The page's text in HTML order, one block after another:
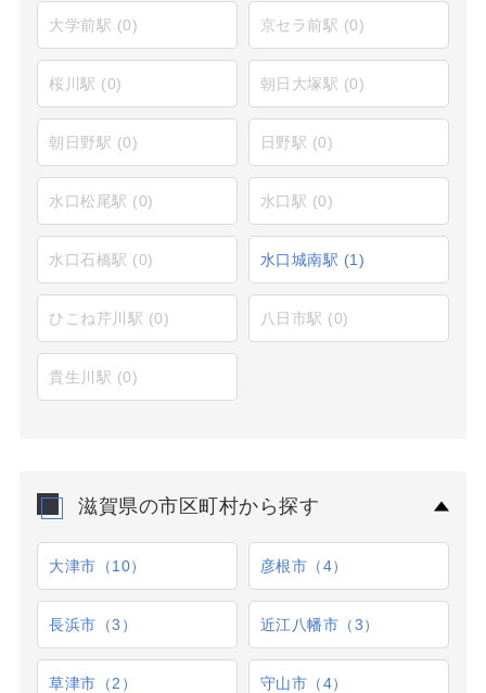
大学前駅 (0) 京セラ前駅 (0)
桜川駅 (0) 朝日大塚駅 (0)
朝日野駅 (0) 日野駅 (0)
水口松尾駅 (0) 水口駅 (0)
水口石橋駅 (0) 水口城南駅 (1)
ひこね芹川駅 (0) 八日市駅 (0)
貴生川駅 (0)
滋賀県の市区町村から探す
大津市（10） 彦根市（4）
長浜市（3） 近江八幡市（3）
草津市（2） 守山市（4）